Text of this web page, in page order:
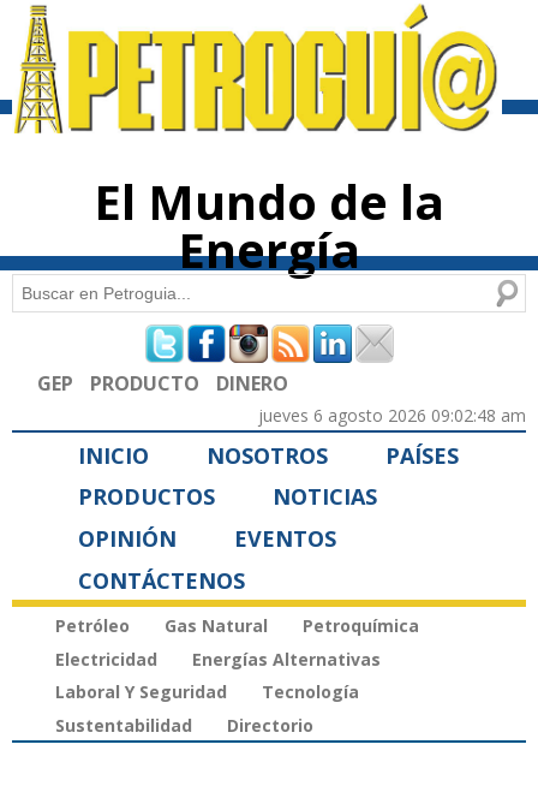
contenido
El Mundo de la
Energía
Formulario de búsqueda
Buscar
GEP PRODUCTO DINERO
jueves 6 agosto 2026 09:02:48 am
INICIO NOSOTROS
PAÍSES
PRODUCTOS
NOTICIAS
OPINIÓN
EVENTOS
CONTÁCTENOS
Petróleo Gas Natural
Petroquímica
Electricidad
Energías Alternativas
Laboral Y Seguridad
Tecnología
Sustentabilidad
Directorio